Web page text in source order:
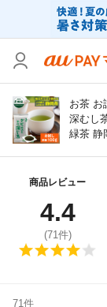
お茶 お
深むし茶
緑茶 静
商品レビュー
4.4
(71件)
71件
カテゴリ
価格
支払い方法
その他の条件
送料無料
Pontaパス特典